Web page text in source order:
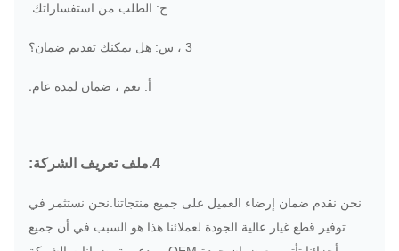
ج: الطلب من استفساراتك.
3 ، س: هل يمكنك تقديم ضمان؟
أ: نعم ، ضمان لمدة عام.
4.ملف تعريف الشركة:
نحن نقدم ضمان إرضاء العميل على جميع منتجاتنا.نحن نستثمر في
توفير قطع غيار عالية الجودة لعملائنا.هذا هو السبب في أن جميع